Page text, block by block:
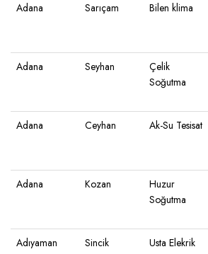
Adana
Sarıçam Bilen klima
Adana
Seyhan
Çelik
Soğutma
Adana
Ceyhan Ak-Su Tesisat
Adana
Kozan
Huzur
Soğutma
Adıyaman
Sincik Usta Elekrik